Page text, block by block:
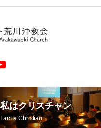
私はクリスチャン
I am a Christian